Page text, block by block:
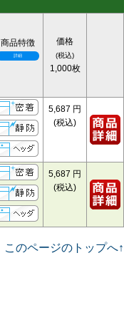
商品特徴 価格
(税込)
1,000枚
5,687 円
(税込)
5,687 円
(税込)
このページのトップへ↑